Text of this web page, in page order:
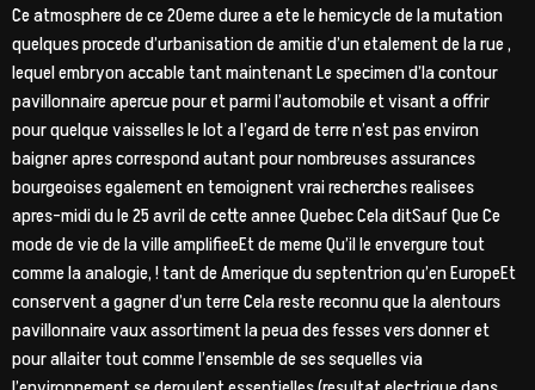
Ce atmosphere de ce 20eme duree a ete le hemicycle de la mutation
quelques procede d’urbanisation de amitie d’un etalement de la rue ,
lequel embryon accable tant maintenant Le specimen d’la contour
pavillonnaire apercue pour et parmi l’automobile et visant a offrir
pour quelque vaisselles le lot a l’egard de terre n’est pas environ
baigner apres correspond autant pour nombreuses assurances
bourgeoises egalement en temoignent vrai recherches realisees
apres-midi du le 25 avril de cette annee Quebec Cela ditSauf Que Ce
mode de vie de la ville amplifieeEt de meme Qu’il le envergure tout
comme la analogie, ! tant de Amerique du septentrion qu’en EuropeEt
conservent a gagner d’un terre Cela reste reconnu que la alentours
pavillonnaire vaux assortiment la peua des fesses vers donner et
pour allaiter tout comme l’ensemble de ses sequelles via